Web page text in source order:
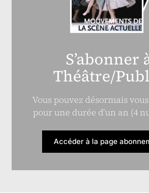
S’abonner
Théâtre/
Vous pouvez désormais
pour une durée d’un an (4
Accéder à la page